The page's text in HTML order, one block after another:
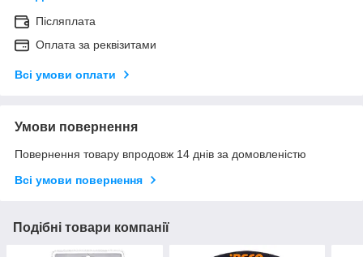
Післяплата
Оплата за реквізитами
Всі умови оплати
Умови повернення
Повернення товару впродовж 14 днів за домовленістю
Всі умови повернення
Подібні товари компанії